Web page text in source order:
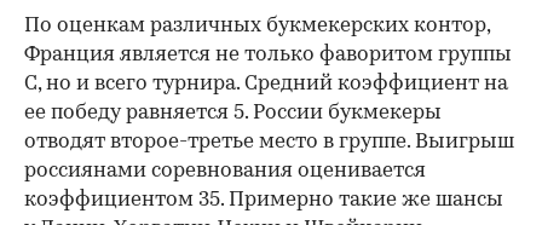
По оценкам различных букмекерских контор,
Франция является не только фаворитом группы
C, но и всего турнира. Средний коэффициент на
ее победу равняется 5. России букмекеры
отводят второе-третье место в группе. Выигрыш
россиянами соревнования оценивается
коэффициентом 35. Примерно такие же шансы